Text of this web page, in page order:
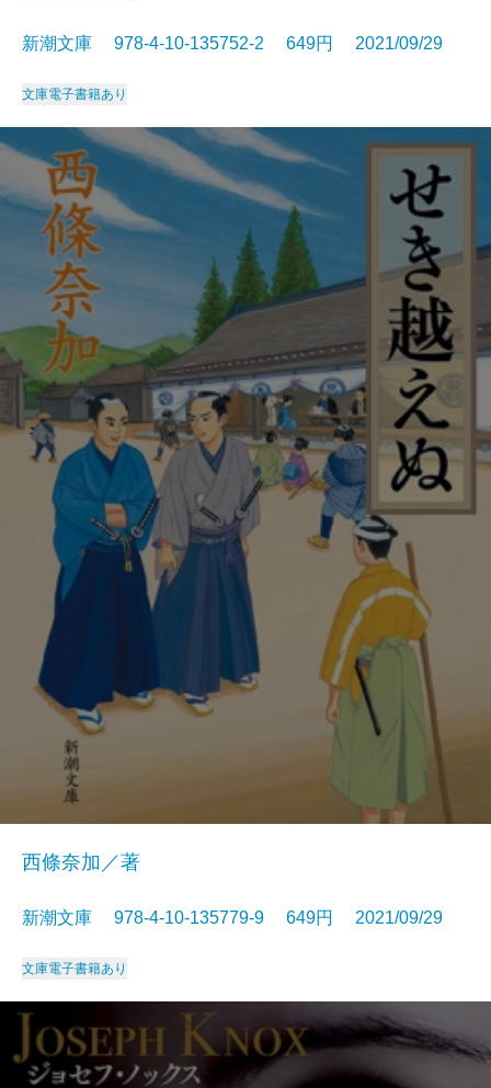
新潮文庫 978-4-10-135752-2 649円 2021/09/29
文庫電子書籍あり
西條奈加／著
新潮文庫 978-4-10-135779-9 649円 2021/09/29
文庫電子書籍あり